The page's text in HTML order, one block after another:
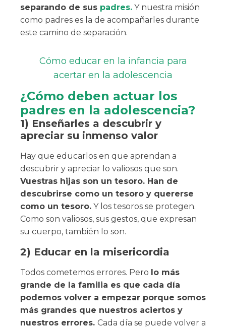
separando de sus padres. Y nuestra misión
como padres es la de acompañarles durante
este camino de separación.
Cómo educar en la infancia para
acertar en la adolescencia
¿Cómo deben actuar los
padres en la adolescencia?
1) Enseñarles a descubrir y
apreciar su inmenso valor
Hay que educarlos en que aprendan a
descubrir y apreciar lo valiosos que son.
Vuestras hijas son un tesoro. Han de
descubrirse como un tesoro y quererse
como un tesoro. Y los tesoros se protegen.
Como son valiosos, sus gestos, que expresan
su cuerpo, también lo son.
2) Educar en la misericordia
Todos cometemos errores. Pero lo más
grande de la familia es que cada día
podemos volver a empezar porque somos
más grandes que nuestros aciertos y
nuestros errores. Cada día se puede volver a